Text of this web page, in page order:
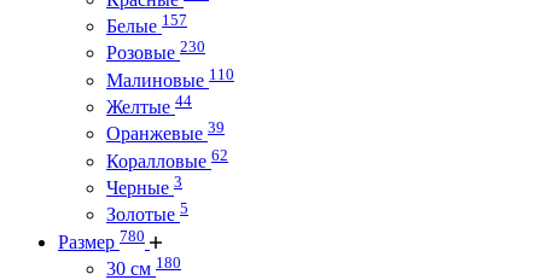
Белые 157
Розовые 230
Малиновые 110
Желтые 44
Оранжевые 39
Коралловые 62
Черные 3
Золотые 5
Размер 780
30 см 180